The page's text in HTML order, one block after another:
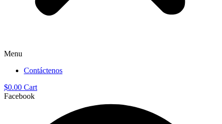
Menu
Contáctenos
$0.00 Cart
Facebook